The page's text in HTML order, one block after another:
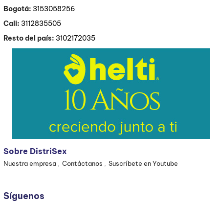
Bogotá: 3153058256
Cali: 3112835505
Resto del país: 3102172035
Sobre DistriSex
Nuestra empresa Contáctanos Suscríbete en Youtube
Síguenos